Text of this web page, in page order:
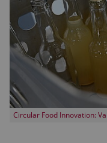
Circular Food Innovation: